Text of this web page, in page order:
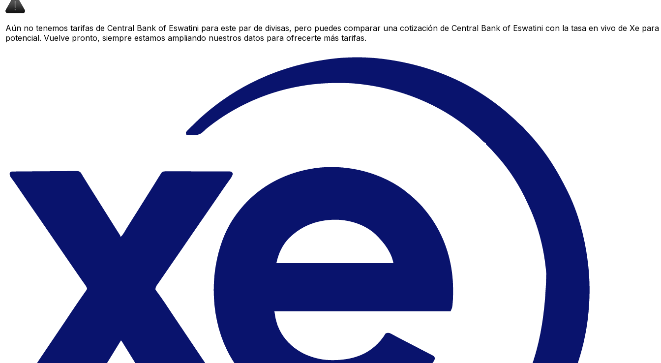
Aún no tenemos tarifas de Central Bank of Eswatini para este par de divisas, pero puedes comparar una cotización de Central Bank of Eswatini con la tasa en vivo de Xe
potencial. Vuelve pronto, siempre estamos ampliando nuestros datos para ofrecerte más tarifas.